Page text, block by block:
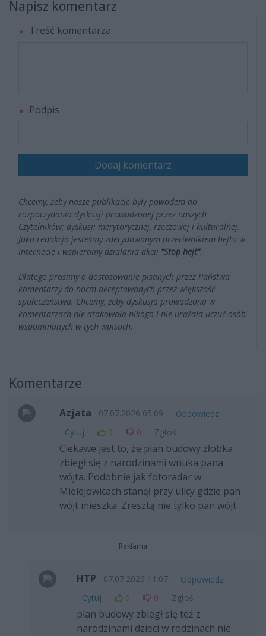
Napisz komentarz
Treść komentarza
Podpis
Dodaj komentarz
Chcemy, żeby nasze publikacje były powodem do
rozpoczynania dyskusji prowadzonej przez naszych
Czytelników; dyskusji merytorycznej, rzeczowej i kulturalnej.
Jako redakcja jesteśmy zdecydowanym przeciwnikiem hejtu w
Internecie i wspieramy działania akcji "Stop hejt".
Dlatego prosimy o dostosowanie pisanych przez Państwa
komentarzy do norm akceptowanych przez większość
społeczeństwa. Chcemy, żeby dyskusja prowadzona w
komentarzach nie atakowała nikogo i nie urażała uczuć osób
wspominanych w tych wpisach.
Komentarze
Azjata 07.07.2026 05:09
Odpowiedz
Cytuj
0 0 Zgłoś
Ciekawe jest to, że plan budowy żłobka
zbiegł się z narodzinami wnuka pana
wójta. Podobnie jak fotoradar w
Mielejowicach stanął przy ulicy gdzie pan
wójt mieszka. Zresztą nie tylko pan wójt.
Reklama
HTP 07.07.2026 11:07
Odpowiedz
Cytuj
0 0 Zgłoś
plan budowy zbiegł się też z
narodzinami dzieci w rodzinach nie